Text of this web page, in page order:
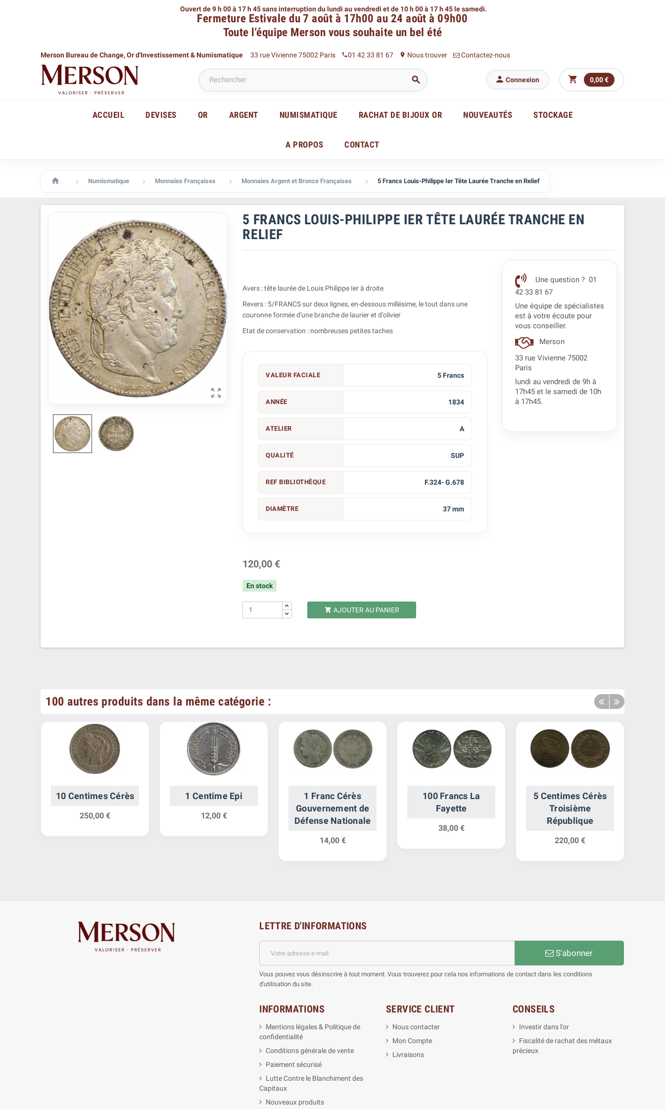
Ouvert de 9 h 00 à 17 h 45 sans interruption du lundi au vendredi et de 10 h 00 à 17 h 45 le samedi.
Fermeture Estivale du 7 août à 17h00 au 24 août à 09h00
Toute l'équipe Merson vous souhaite un bel été
Merson Bureau de Change, Or d'Investissement & Numismatique 33 rue Vivienne 75002 Paris phone01 42 33 81 67 place Nous trouver Contactez-nous
  Connexion  0,00 €
ACCUEIL DEVISES OR ARGENT NUMISMATIQUE RACHAT DE BIJOUX OR NOUVEAUTÉS STOCKAGE
A PROPOS CONTACT
  Numismatique  Monnaies Françaises  Monnaies Argent et Bronze Françaises  5 Francs Louis-Philippe Ier Tête Laurée Tranche en Relief

5 FRANCS LOUIS-PHILIPPE IER TÊTE LAURÉE TRANCHE EN
RELIEF
Avers : tête laurée de Louis Philippe Ier à droite
Revers : 5/FRANCS sur deux lignes, en-dessous millésime, le tout dans une
couronne formée d'une branche de laurier et d'olivier
Etat de conservation : nombreuses petites taches
VALEUR FACIALE 5 Francs
ANNÉE 1834
ATELIER A
QUALITÉ SUP
REF BIBLIOTHÈQUE F.324- G.678
DIAMÈTRE 37 mm
120,00 €
En stock
 AJOUTER AU PANIER
Une question ? 01
42 33 81 67
Une équipe de spécialistes
est à votre écoute pour
vous conseiller.
Merson
33 rue Vivienne 75002
Paris
lundi au vendredi de 9h à
17h45 et le samedi de 10h
à 17h45.
100 autres produits dans la même catégorie :
10 Centimes Cérès
250,00 €
1 Centime Epi
12,00 €
1 Franc Cérès
Gouvernement de
Défense Nationale
14,00 €
100 Francs La
Fayette
38,00 €
5 Centimes Cérès
Troisième
République
220,00 €
LETTRE D'INFORMATIONS
S’abonner
Vous pouvez vous désinscrire à tout moment. Vous trouverez pour cela nos informations de contact dans les conditions
d'utilisation du site.
INFORMATIONS
Mentions légales & Politique de
confidentialité
Conditions générale de vente
Paiement sécurisé
Lutte Contre le Blanchiment des
Capitaux
Nouveaux produits
SERVICE CLIENT
Nous contacter
Mon Compte
Livraisons
CONSEILS
Investir dans l'or
Fiscalité de rachat des métaux
précieux